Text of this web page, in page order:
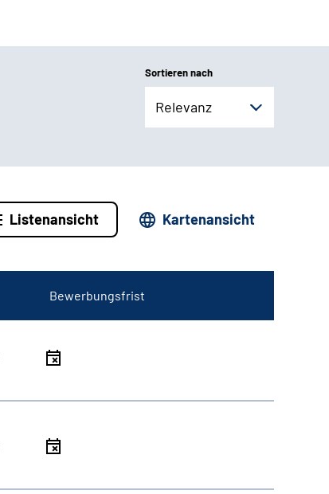
Sortieren nach
Relevanz
Listenansicht Kartenansicht
Bewerbungsfrist